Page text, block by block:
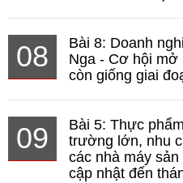
08
Bài 8: Doanh
Nga - Cơ hội mở
còn giống giai
09
Bài 5: Thực
trường lớn, nhu
các nhà máy
cập nhật đến